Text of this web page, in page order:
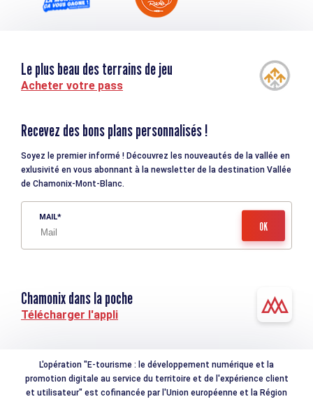
Le plus beau des terrains de jeu
Acheter votre pass
Recevez des bons plans personnalisés !
Soyez le premier informé ! Découvrez les nouveautés de la vallée en
exlusivité en vous abonnant à la newsletter de la destination Vallée
de Chamonix-Mont-Blanc.
MAIL
Chamonix dans la poche
Télécharger l'appli
L'opération "E-tourisme : le développement numérique et la
promotion digitale au service du territoire et de l'expérience client
et utilisateur" est cofinancée par l'Union européenne et la Région